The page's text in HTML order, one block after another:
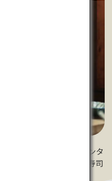
なライブ感満載のカウンタ
司職人がおすすめする寿司